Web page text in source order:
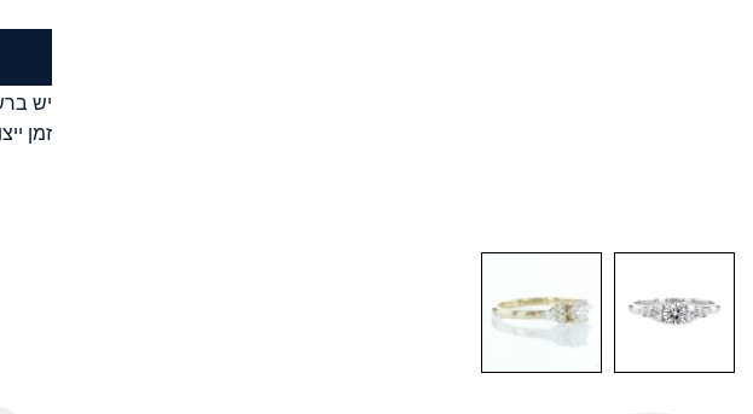
יש
זמן ייצור